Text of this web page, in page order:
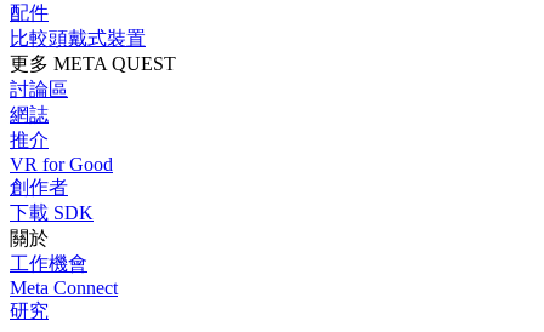
配件
比較頭戴式裝置
更多 META QUEST
討論區
網誌
推介
VR for Good
創作者
下載 SDK
關於
工作機會
Meta Connect
研究